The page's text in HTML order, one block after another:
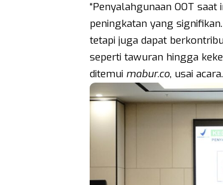
“Penyalahgunaan OOT
peningkatan yang
tetapi juga dapat
seperti tawuran hingga
ditemui mabur.co, usai acara.